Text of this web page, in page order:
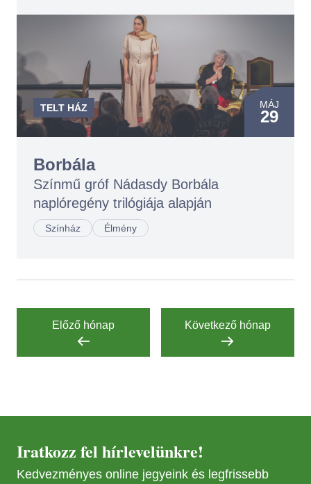
17
MÁJ
29
TELT HÁZ
Borbála
Színmű gróf Nádasdy Borbála
naplóregény trilógiája alapján
Színház Élmény
Előző hónap Következő hónap
Iratkozz fel hírlevelünkre!
Kedvezményes online jegyeink és legfrissebb